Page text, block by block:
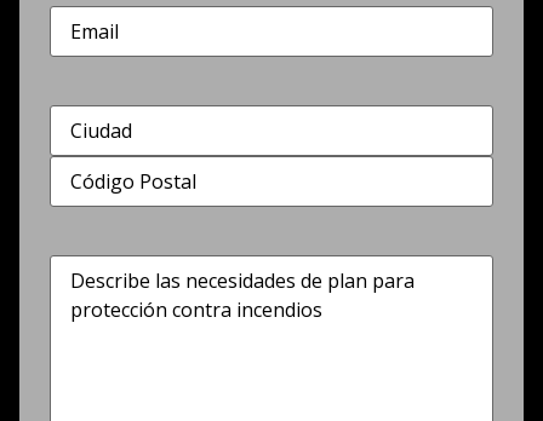
Correo
electrónico
Dirección
Describe
las
necesidades